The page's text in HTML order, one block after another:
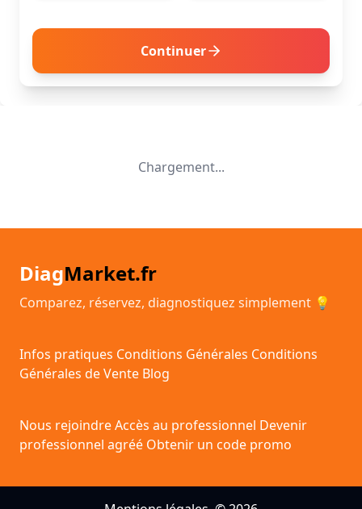
Continuer
Chargement...
DiagMarket.fr
Comparez, réservez, diagnostiquez simplement 💡
Infos pratiques Conditions Générales Conditions
Générales de Vente Blog
Nous rejoindreAccès au professionnel Devenir
professionnel agréé Obtenir un code promo